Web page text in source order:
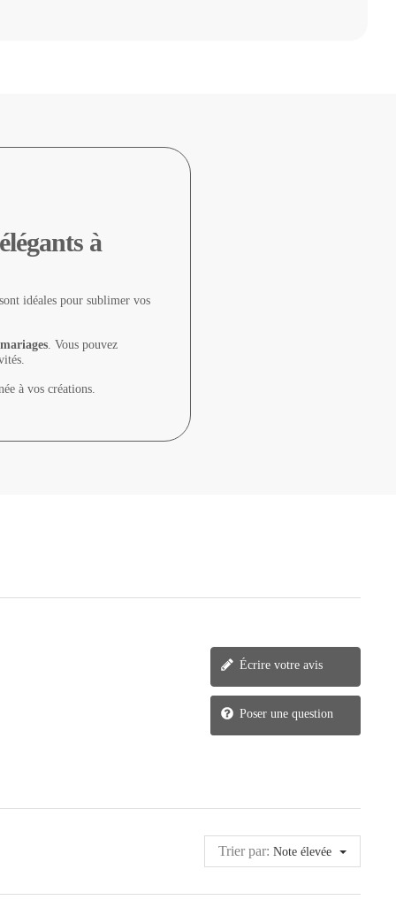
à
idéales pour sublimer vos
. Vous pouvez
à vos créations.
Écrire votre avis
Poser une question
Trier par: Note élevée